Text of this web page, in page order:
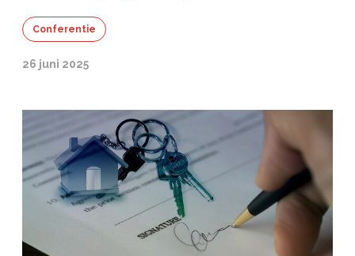
Conferentie
26 juni 2025